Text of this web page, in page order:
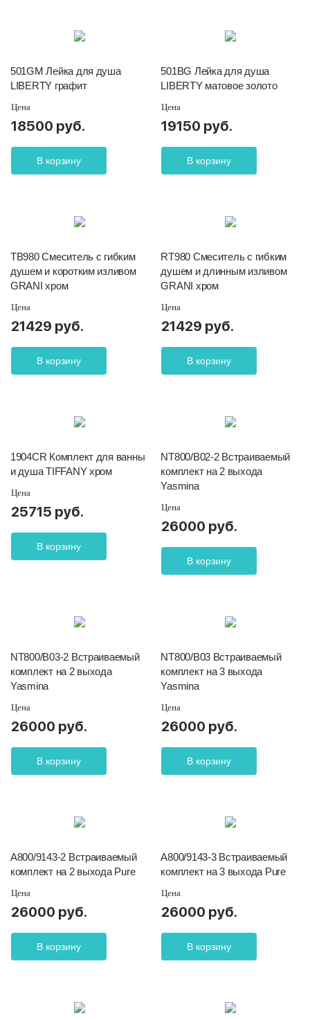
501GM Лейка для душа
LIBERTY графит
Цена
18500 руб.
В корзину
501BG Лейка для душа
LIBERTY матовое золото
Цена
19150 руб.
В корзину
TB980 Смеситель с гибким
душем и коротким изливом
GRANI хром
Цена
21429 руб.
В корзину
RT980 Смеситель с гибким
душем и длинным изливом
GRANI хром
Цена
21429 руб.
В корзину
1904CR Комплект для ванны
и душа TIFFANY хром
Цена
25715 руб.
В корзину
NT800/B02-2 Встраиваемый
комплект на 2 выхода
Yasmina
Цена
26000 руб.
В корзину
NT800/B03-2 Встраиваемый
комплект на 2 выхода
Yasmina
Цена
26000 руб.
В корзину
NT800/B03 Встраиваемый
комплект на 3 выхода
Yasmina
Цена
26000 руб.
В корзину
A800/9143-2 Встраиваемый
комплект на 2 выхода Pure
Цена
26000 руб.
В корзину
A800/9143-3 Встраиваемый
комплект на 3 выхода Pure
Цена
26000 руб.
В корзину